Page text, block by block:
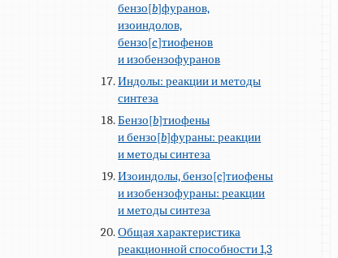
бензо[b]фуранов,
изоиндолов,
бензо[c]тиофенов
и изобензофуранов
Индолы: реакции и методы
синтеза
Бензо[b]тиофены
и бензо[b]фураны: реакции
и методы синтеза
Изоиндолы, бензо[c]тиофены
и изобензофураны: реакции
и методы синтеза
Общая характеристика
реакционной способности 1,3